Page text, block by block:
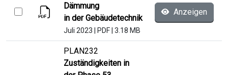
Dämmung
in der Gebäudetechnik
Juli 2023 PDF 3.18 MB
Anzeigen
PLAN232
Zuständigkeiten in